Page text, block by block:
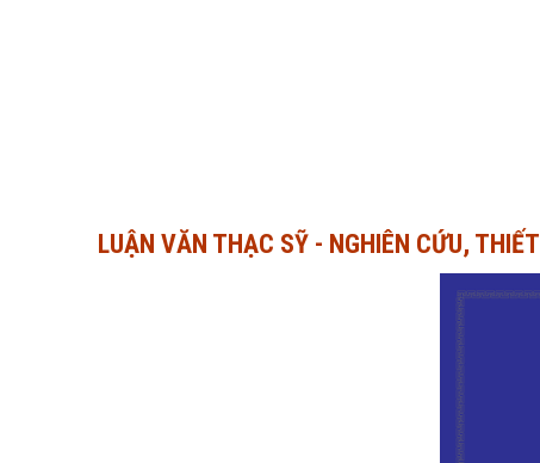
LUẬN VĂN THẠC SỸ - NGHIÊN CỨU,